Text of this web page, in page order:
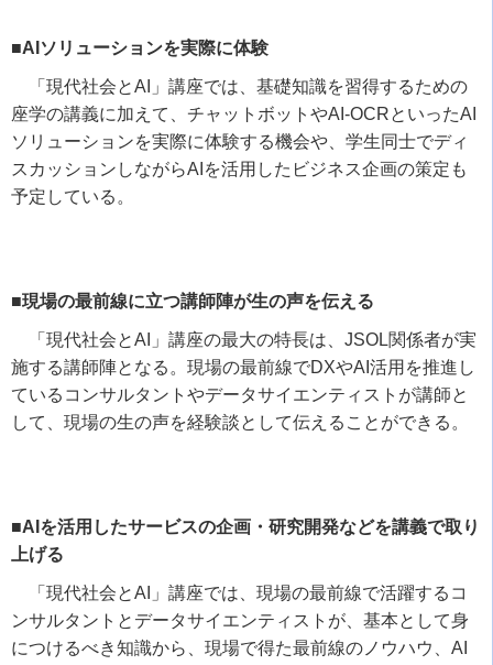
■AIソリューションを実際に体験
「現代社会とAI
」講座では、基礎知識を習得するための
座学の講義に加えて、チャットボットやAI-OCRといったAI
ソリューションを実際に体験する機会や、学生同士でディ
スカッションしながらAI を活用したビジネス企画の策定も
予定している。
■現場の最前線に立つ講師陣が生の声を伝える
「現代社会とAI 」講座の最大の特長は、 JSOL関係者が実
施する講師陣となる。現場の最前線でDXやAI 活用を推進し
ているコンサルタントやデータサイエンティストが講師と
して、現場の生の声を経験談として伝えることができる。
■AIを活用したサービスの企画・研究開発などを講義で取り
上げる
「現代社会とAI
」講座では、現場の最前線で活躍するコ
ンサルタントとデータサイエンティストが、基本として身
につけるべき知識から、現場で得た最前線のノウハウ、 AI